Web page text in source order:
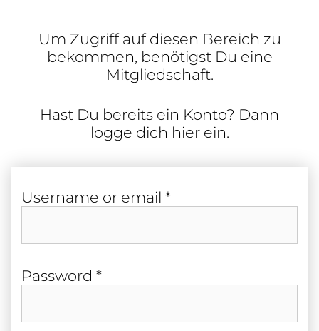
Um Zugriff auf diesen Bereich zu
bekommen, benö­tigst Du eine
Mitgliedschaft.
Hast Du bereits ein Konto? Dann
logge dich hier ein.
User­name or email *Required
Pass­word *Required